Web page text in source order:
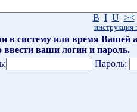
B I U ><
инструкция
в систему или время Вашей
ввести ваши логин и пароль.
Пароль: